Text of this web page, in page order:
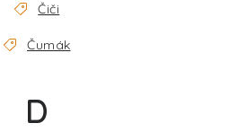
Čiči
Čumák
D